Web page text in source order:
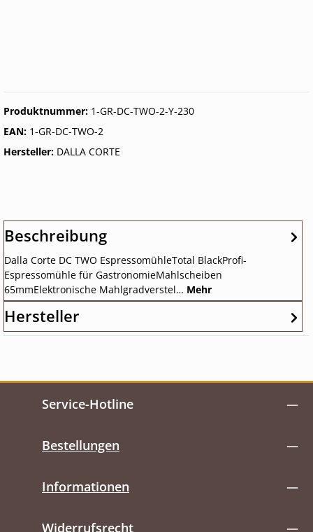
Produktnummer: 1-GR-DC-TWO-2-Y-230
EAN: 1-GR-DC-TWO-2
Hersteller: DALLA CORTE
Beschreibung
Dalla Corte DC TWO EspressomühleTotal BlackProfi-
Espressomühle für GastronomieMahlscheiben
65mmElektronische Mahlgradverstel… Mehr
Hersteller
Service-Hotline
Bestellungen
Informationen
Widerrufsrecht